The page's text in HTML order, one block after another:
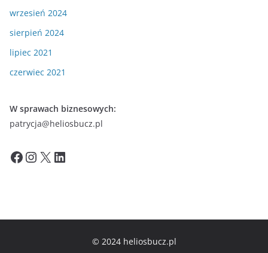
wrzesień 2024
sierpień 2024
lipiec 2021
czerwiec 2021
W sprawach biznesowych:
patrycja@heliosbucz.pl
Facebook InstagramX LinkedIn
© 2024 heliosbucz.pl